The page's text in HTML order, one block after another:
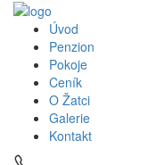
Úvod
Penzion
Pokoje
Ceník
O Žatci
Galerie
Kontakt